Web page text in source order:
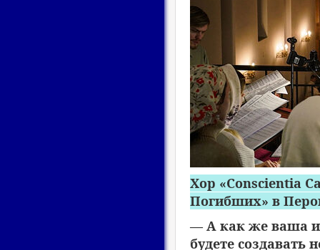
Хор «Conscientia
Погибших» в
— А как же ваша
будете создавать